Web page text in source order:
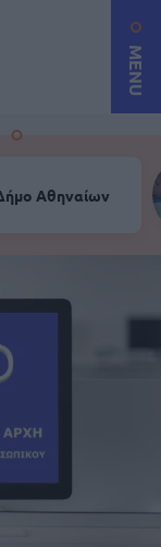
MENU
Αθηναίων